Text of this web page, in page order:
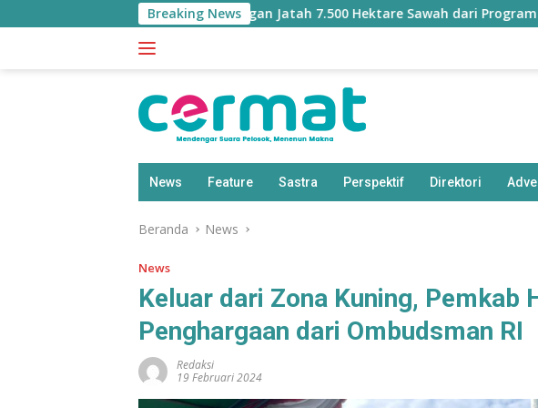
ke
Breaking News
Waswas Malut Kehilangan Jatah 7.500 Hektare Sawah dari Program Pusat
News Feature Sastra Perspektif Direktori
Beranda News
News
Keluar dari Zona Kuning, Pemkab
Penghargaan dari Ombudsman RI
Redaksi
19 Februari 2024